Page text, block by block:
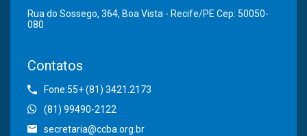
Rua do Sossego, 364, Boa Vista - Recife/PE Cep: 50050-
080
Contatos
Fone:55+ (81) 3421.2173
(81) 99490-2122
secretaria@ccba.org.br